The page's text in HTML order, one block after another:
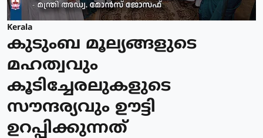
Kerala
കുടുംബ മൂല്യങ്ങളുടെ
മഹത്വവും
കൂടിച്ചേരലുകളുടെ
സൗന്ദര്യവും ഊട്ടി
ഉറപ്പിക്കുന്നത്